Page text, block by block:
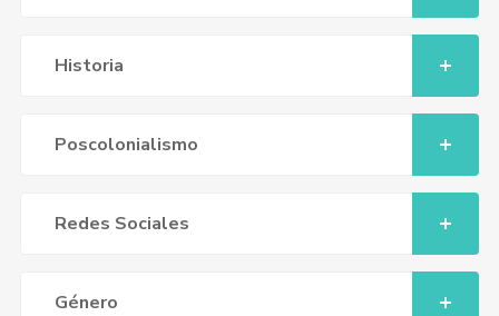
Historia
Poscolonialismo
Redes Sociales
Género